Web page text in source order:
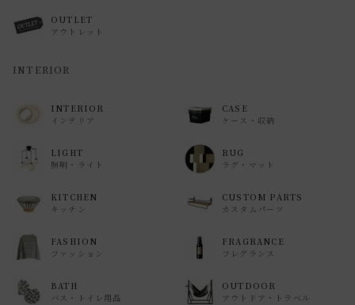
OUTLET
アウトレット
INTERIOR
INTERIOR
インテリア
CASE
ケース・収納
LIGHT
照明・ライト
RUG
ラグ・マット
KITCHEN
キッチン
CUSTOM PARTS
カスタムパーツ
FASHION
ファッション
FRAGRANCE
フレグランス
BATH
バス・トイレ用品
OUTDOOR
アウトドア・トラベル